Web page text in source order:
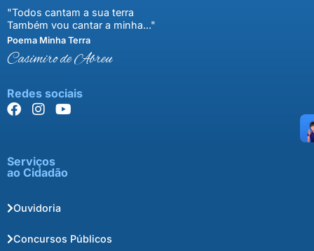
"Todos cantam a sua terra
Também vou cantar a minha..."
Poema Minha Terra
Casimiro de Abreu
Redes sociais
Serviços
ao Cidadão
Ouvidoria
Concursos Públicos